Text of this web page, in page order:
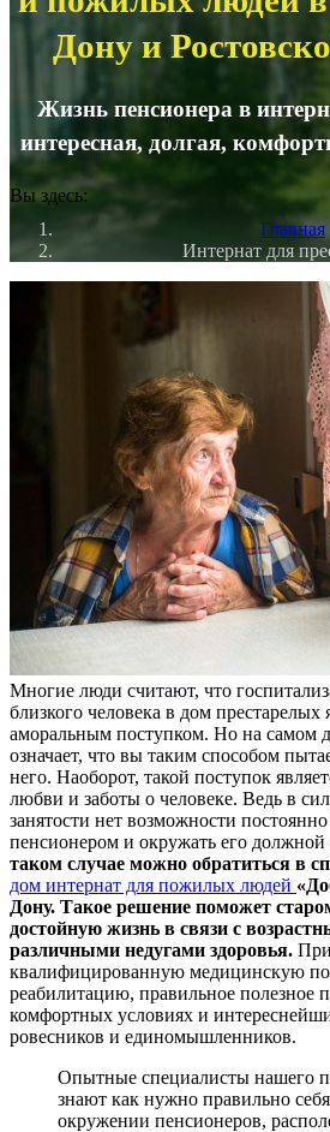
Дону и
Жизнь пенсионера в
интересная, долгая,
Вы здесь:
Главная
Интернат для
Многие люди считают, что
близкого человека в дом престарелых
аморальным поступком. Но на самом
означает, что вы таким способом
него. Наоборот, такой поступок
любви и заботы о человеке. Ведь в
занятости нет возможности постоянно
пенсионером и окружать его должной
таком случае можно обратиться в
дом интернат для пожилых людей
Дону. Такое решение поможет
достойную жизнь в связи с
различными недугами здоровья.
квалифицированную медицинскую
реабилитацию, правильное полезное
комфортных условиях и
ровесников и единомышленников.
Опытные специалисты нашего
знают как нужно правильно
окружении пенсионеров,